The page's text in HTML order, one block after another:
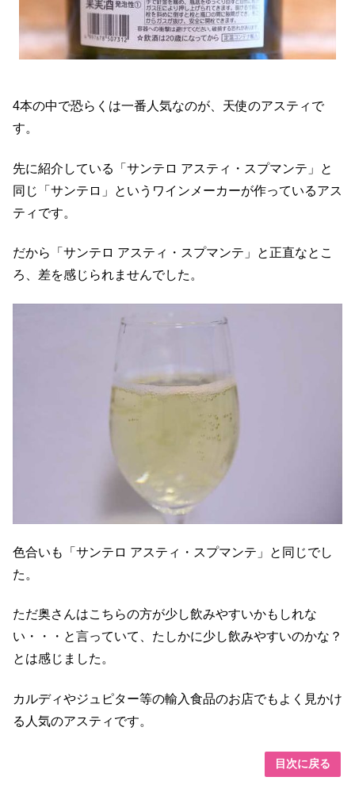
4本の中で恐らくは一番人気なのが、天使のアスティで
す。
先に紹介している「サンテロ アスティ・スプマンテ」と
同じ「サンテロ」というワインメーカーが作っているアス
ティです。
だから「サンテロ アスティ・スプマンテ」と正直なとこ
ろ、差を感じられませんでした。
色合いも「サンテロ アスティ・スプマンテ」と同じでし
た。
ただ奥さんはこちらの方が少し飲みやすいかもしれな
い・・・と言っていて、たしかに少し飲みやすいのかな？
とは感じました。
カルディやジュピター等の輸入食品のお店でもよく見かけ
る人気のアスティです。
目次に戻る